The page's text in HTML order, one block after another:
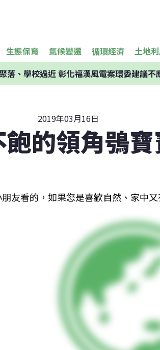
生態保育 氣候變遷 循環經濟 土地
落、學校過近 彰化福漢風電案環委建議不
2019年03月16日
的領角鴞寶
友看的，如果您是喜歡自然、家中